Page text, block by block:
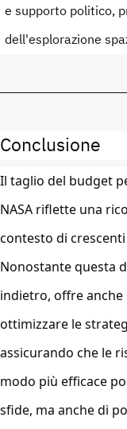
e supporto politico,
dell'esplorazione
Conclusione
Il taglio del budget
NASA riflette una
contesto di
Nonostante questa
indietro, offre
ottimizzare le
assicurando che le
modo più efficace
sfide, ma anche di